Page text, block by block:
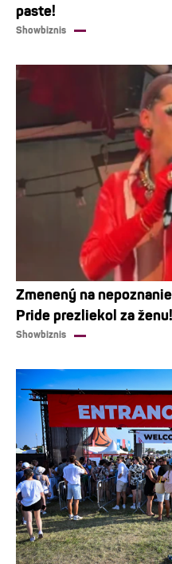
paste!
Showbiznis
Zmenený na
Pride prezliekol za ženu!
Showbiznis